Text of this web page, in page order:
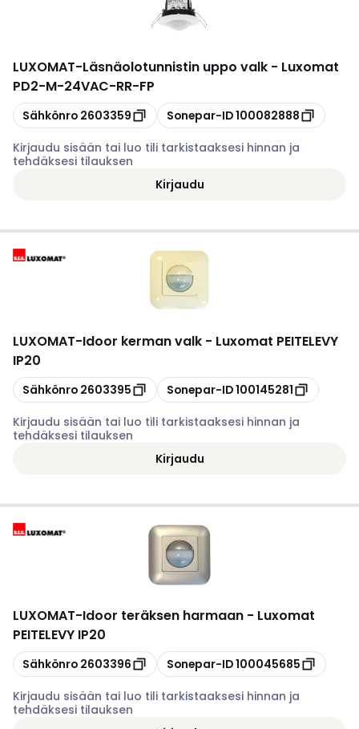
LUXOMAT-Läsnäolotunnistin uppo valk - Luxomat
PD2-M-24VAC-RR-FP
Kopioi
Sähkönro 2603359 Kopioi
Sonepar-ID100082888
Kirjaudu sisään tai luo tili tarkistaaksesi hinnan ja
tehdäksesi tilauksen
Kirjaudu
LUXOMAT-Idoor kerman valk - Luxomat PEITELEVY
IP20
Kopioi
Sähkönro 2603395 Kopioi
Sonepar-ID100145281
Kirjaudu sisään tai luo tili tarkistaaksesi hinnan ja
tehdäksesi tilauksen
Kirjaudu
LUXOMAT-Idoor teräksen harmaan - Luxomat
PEITELEVY IP20
Kopioi
Sähkönro 2603396 Kopioi
Sonepar-ID100045685
Kirjaudu sisään tai luo tili tarkistaaksesi hinnan ja
tehdäksesi tilauksen